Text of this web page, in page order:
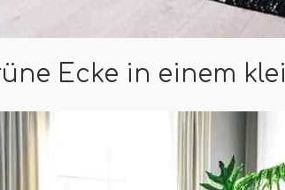
Ecke in einem